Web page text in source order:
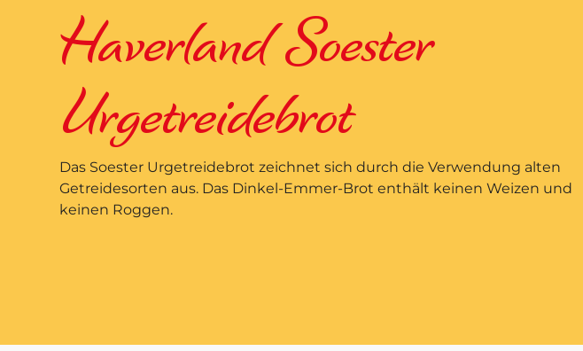
Haverland Soester
Urgetreidebrot
Das Soester Urgetreidebrot zeichnet sich durch die Verwendung alten
Getreidesorten aus. Das Dinkel-Emmer-Brot enthält keinen Weizen und
keinen Roggen.